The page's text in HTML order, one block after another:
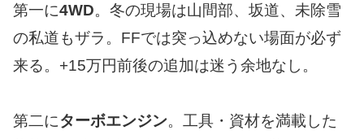
第一に4WD。冬の現場は山間部、坂道、未除雪
の私道もザラ。FFでは突っ込めない場面が必ず
来る。+15万円前後の追加は迷う余地なし。
第二にターボエンジン。工具・資材を満載した